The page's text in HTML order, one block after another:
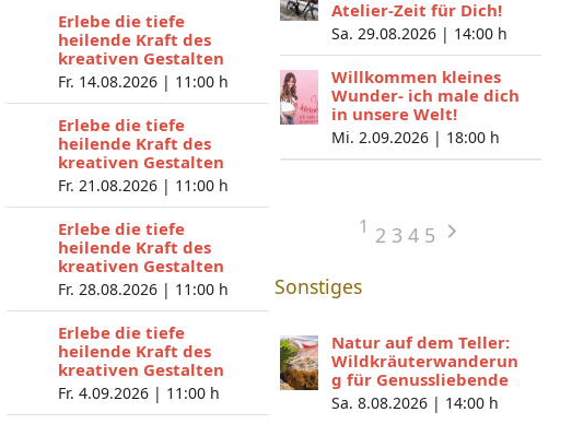
Erlebe die tiefe
heilende Kraft des
kreativen Gestalten
Fr. 14.08.2026 | 11:00 h
Erlebe die tiefe
heilende Kraft des
kreativen Gestalten
Fr. 21.08.2026 | 11:00 h
Erlebe die tiefe
heilende Kraft des
kreativen Gestalten
Fr. 28.08.2026 | 11:00 h
Erlebe die tiefe
heilende Kraft des
kreativen Gestalten
Fr. 4.09.2026 | 11:00 h
Atelier-Zeit für Dich!
Sa. 29.08.2026 | 14:00 h
Willkommen kleines
Wunder- ich male dich
in unsere Welt!
Mi. 2.09.2026 | 18:00 h
1 2 3 4 5
Sonstiges
Natur auf dem Teller:
Wildkräuterwanderun
g für Genussliebende
Sa. 8.08.2026 | 14:00 h